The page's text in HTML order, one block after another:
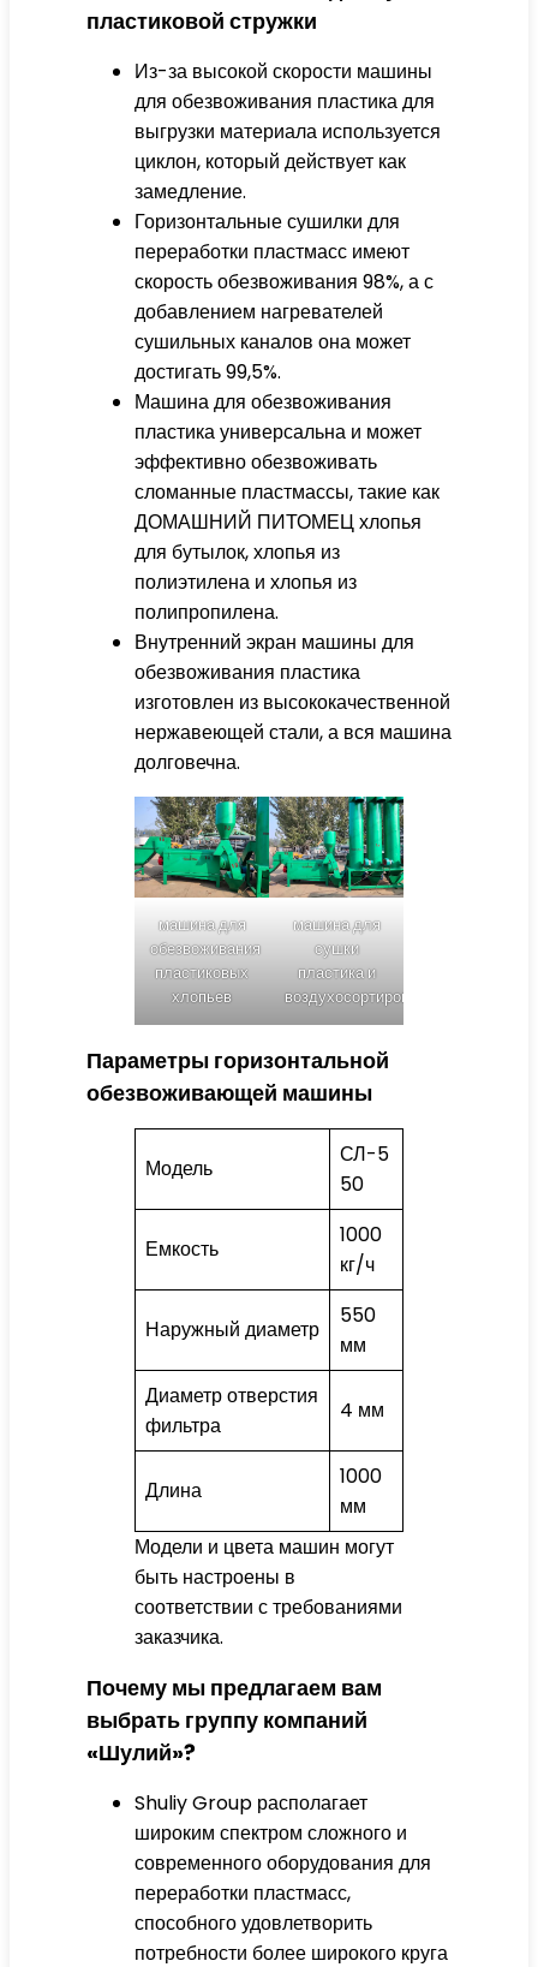
пластиковой стружки
Из-за высокой скорости машины
для обезвоживания пластика для
выгрузки материала используется
циклон, который действует как
замедление.
Горизонтальные сушилки для
переработки пластмасс имеют
скорость обезвоживания 98%, а с
добавлением нагревателей
сушильных каналов она может
достигать 99,5%.
Машина для обезвоживания
пластика универсальна и может
эффективно обезвоживать
сломанные пластмассы, такие как
ДОМАШНИЙ ПИТОМЕЦхлопья
для бутылок, хлопья из
полиэтилена и хлопья из
полипропилена.
Внутренний экран машины для
обезвоживания пластика
изготовлен из высококачественной
нержавеющей стали, а вся машина
долговечна.
машина для
обезвоживания
пластиковых
хлопьев
машина для
сушки
пластика и
воздухосортировщик
Параметры горизонтальной
обезвоживающей машины
Модель
СЛ-5
50
Емкость
1000
кг/ч
Наружный диаметр
550
мм
Диаметр отверстия
фильтра
4 мм
Длина
1000
мм
Модели и цвета машин могут
быть настроены в
соответствии с требованиями
заказчика.
Почему мы предлагаем вам
выбрать группу компаний
«Шулий»?
Shuliy Group располагает
широким спектром сложного и
современного оборудования для
переработки пластмасс,
способного удовлетворить
потребности более широкого круга